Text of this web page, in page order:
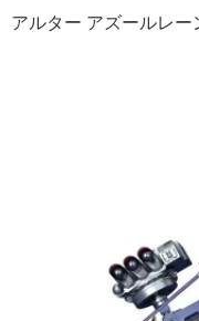
アルター アズールレ